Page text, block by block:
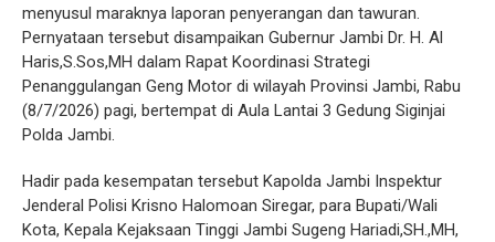
menyusul maraknya laporan penyerangan dan tawuran.
Pernyataan tersebut disampaikan Gubernur Jambi Dr. H. Al
Haris,S.Sos,MH dalam Rapat Koordinasi Strategi
Penanggulangan Geng Motor di wilayah Provinsi Jambi, Rabu
(8/7/2026) pagi, bertempat di Aula Lantai 3 Gedung Siginjai
Polda Jambi.
Hadir pada kesempatan tersebut Kapolda Jambi Inspektur
Jenderal Polisi Krisno Halomoan Siregar, para Bupati/Wali
Kota, Kepala Kejaksaan Tinggi Jambi Sugeng Hariadi,SH.,MH,